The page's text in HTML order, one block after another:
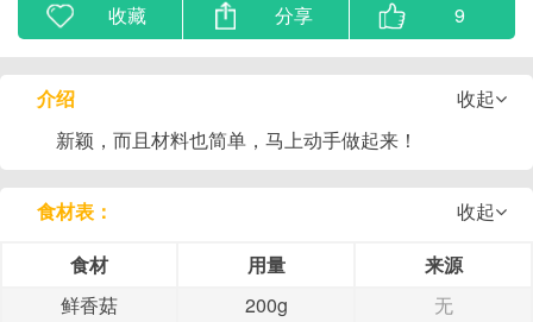
收藏
分享 9
介绍
收起
新颖，而且材料也简单，马上动手做起来！
食材表：
收起
食材
用量
来源
鲜香菇
200g
无